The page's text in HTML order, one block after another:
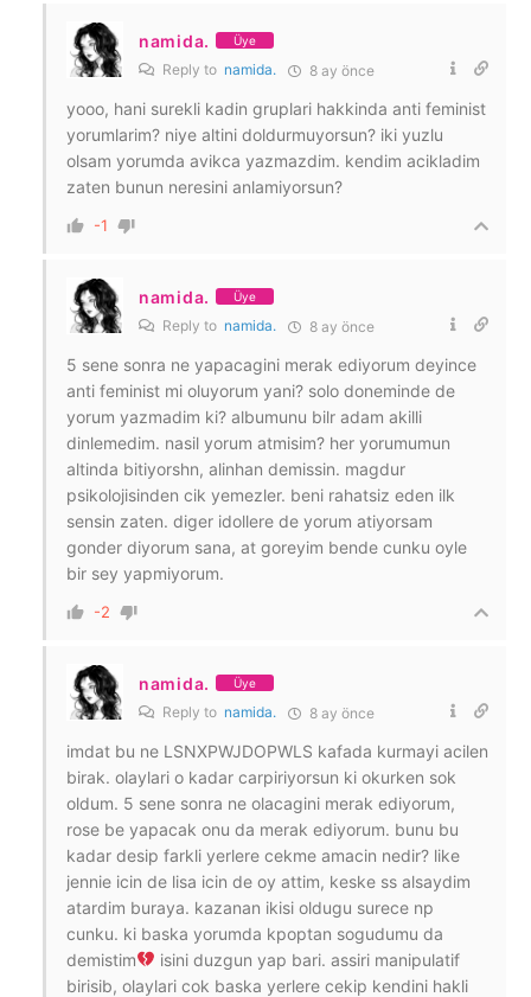
namida. Üye
Reply to namida. 8 ay önce
yooo, hani surekli kadin gruplari hakkinda anti feminist
yorumlarim? niye altini doldurmuyorsun? iki yuzlu
olsam yorumda avikca yazmazdim. kendim acikladim
zaten bunun neresini anlamiyorsun?
-1
namida. Üye
Reply to namida. 8 ay önce
5 sene sonra ne yapacagini merak ediyorum deyince
anti feminist mi oluyorum yani? solo doneminde de
yorum yazmadim ki? albumunu bilr adam akilli
dinlemedim. nasil yorum atmisim? her yorumumun
altinda bitiyorshn, alinhan demissin. magdur
psikolojisinden cik yemezler. beni rahatsiz eden ilk
sensin zaten. diger idollere de yorum atiyorsam
gonder diyorum sana, at goreyim bende cunku oyle
bir sey yapmiyorum.
-2
namida. Üye
Reply to namida. 8 ay önce
imdat bu ne LSNXPWJDOPWLS kafada kurmayi acilen
birak. olaylari o kadar carpiriyorsun ki okurken sok
oldum. 5 sene sonra ne olacagini merak ediyorum,
rose be yapacak onu da merak ediyorum. bunu bu
kadar desip farkli yerlere cekme amacin nedir? like
jennie icin de lisa icin de oy attim, keske ss alsaydim
atardim buraya. kazanan ikisi oldugu surece np
cunku. ki baska yorumda kpoptan sogudumu da
demistim
isini duzgun yap bari. assiri manipulatif
birisib, olaylari cok baska yerlere cekip kendini hakli